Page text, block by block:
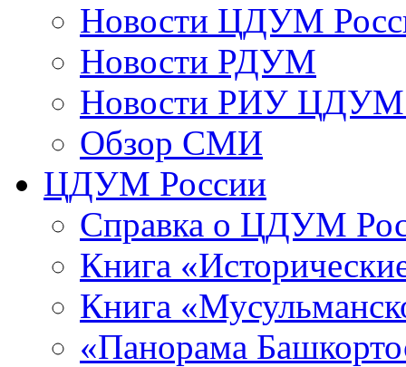
Новости ЦДУМ
Новости РДУМ
Новости РИУ ЦДУМ
Обзор СМИ
ЦДУМ России
Справка о ЦДУМ
Книга
Книга
«Панорама